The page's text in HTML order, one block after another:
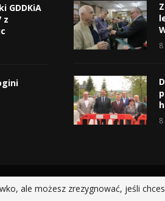
GDDKiA
z
ale możesz zrezygnować, jeśli